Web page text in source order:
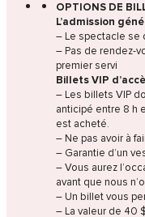
OPTIONS DE
L’admission
– Le spectacle se
– Pas de rendez-
premier servi
Billets VIP
– Les billets VIP
anticipé entre 8 h
est acheté.
– Ne pas avoir à
– Garantie d’un
– Vous aurez
avant que nous
– Un billet vous
– La valeur de 40